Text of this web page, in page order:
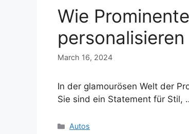
Wie
personalisieren
March 16, 2024
In der glamourösen Welt der
Sie sind ein Statement für Stil,
Categories
Autos